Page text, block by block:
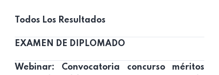
Todos Los Resultados
EXAMEN DE DIPLOMADO
Webinar: Convocatoria concurso méritos